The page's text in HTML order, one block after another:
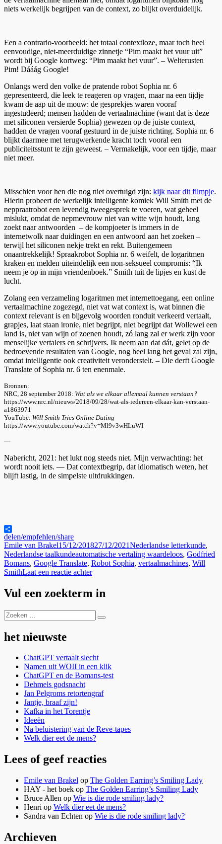
niets werkelijk begrijpen van de context, zo blijkt overduidelijk.
Een a contrario-voorbeeld: het totaal contextloze, maar toch heel
eenvoudige, niet-meerduidige zinnetje “Pim maakt het vuur uit”
wordt bij Google kortweg: “Pim maakt het vuur”. – Welterusten
Pim! Dááág Google!
Onlangs werd den volke de pratende robot Sophia nr. 6
gepresenteerd, die leek te reageren op vragen, maar na een tijdje
kwam de aap uit de mouw: de gesprekjes waren vooraf
ingestudeerd; mensen hadden de vertaalmachine (want dat is deze
met siliconen versierde Sophia) gewezen op de juiste context,
hadden de vragen vooraf gestuurd in de juiste richting. Sophia nr. 6
blijkt daarmee met terugwerkende kracht toch vooral een
publiciteitsstunt te zijn geweest. – Vermakelijk, voor een tijdje, maar
niet meer.
Misschien voor hen die nog niet overtuigd zijn: kijk naar dit filmpje.
Hierin probeert de werkelijk intelligente komiek Will Smith met de
neppraatrobot een levendig tweegesprek te voeren, wat geheel
mislukt, omdat de nepmevrouw niet van witte wijn houdt, lang
zoekt naar antwoorden – de kompjoeter is immers in de
internetwolk naar duidingen en een antwoord aan het zoeken –
terwijl het siliconen nekje trekt en rekt. Buitengemeen
onaantrekkelijk! Spraakrobot Sophia nr. 6 weifelt, de logaritmen
kraken en melden uiteindelijk een non-seksueel compromis: “Ik
neem je op in mijn vriendenboek.” Smith tuit de lipjes en kust de
lucht.
Zolang een verzameling logaritmen met internettoegang, een online
vertaalmachine zogezegd, niet vat wat context is, wat binnen die
context relevant is en bijgevolg woorden ronduit verkeerd vertaalt,
grapjes, laat staan ironie, niet begrijpt, niet begrijpt dat Wollewei een
land is, niet van wijn of zoenen houdt, zó lang zal er werk zijn voor
menselijke vertalers en schrijvers. Ik neem aan dat dát, gelet op de
bedroevende resultaten van Google, nog heel lang het geval zal zijn,
omdat intelligentie ook creativiteit veronderstelt. – Die derft Google
Translate of Sophia nr. 6 ten enenmale.
Bronnen:
NRC, 28 september 2018: Wat als we elkaar allemaal kunnen verstaan?
https://www.nrc.nl/nieuws/2018/09/28/wat-als-iedereen-elkaar-kan-verstaan-
a1863971
YouTube: Will Smith Tries Online Dating
https://www.youtube.com/watch?v=Ml9v3wHLuWI
—
Nabericht, 2021: het lukt nog steeds niet. Mijn verwachting: het
wordt nooit iets. — Dat contextbegrip, dat idiomatisch weten, het
blijft lastig, in de simpelste uitdrukkingen.
delen/empfehlen/share
Auteur
Emile van BrakelGeplaatst
op
15/12/201827/12/2021Categorieën
Nederlandse letterkunde,
Nederlandse taalkundeTags
automatische vertaling waardeloos, Godfried
Bomans, Google Translate, Robot Sophia, vertaalmachines, Will
SmithLaat een reactie achterop
kunnen
niet
Vul een zoekterm in
Zoeken
naar:
Zoeken
het nieuwste
ChatGPT vertaalt slecht
Namen uit WOII in een klik
ChatGPT en de Bomans-test
Dehmels godsnacht
Jan Pelgroms retortengraf
Jantje, braaf zijn!
Kafka in het Torentje
Ideeën
Na beluistering van de Reve-tapes
Welk dier eet de mens?
Lees of geef reacties
Emile van Brakel op The Golden Earring’s Smiling Lady
HAY - het boek op The Golden Earring’s Smiling Lady
Bruce Allen op Wie is die rode smiling lady?
Henri op Welk dier eet de mens?
Sandra van Echten op Wie is die rode smiling lady?
Archieven